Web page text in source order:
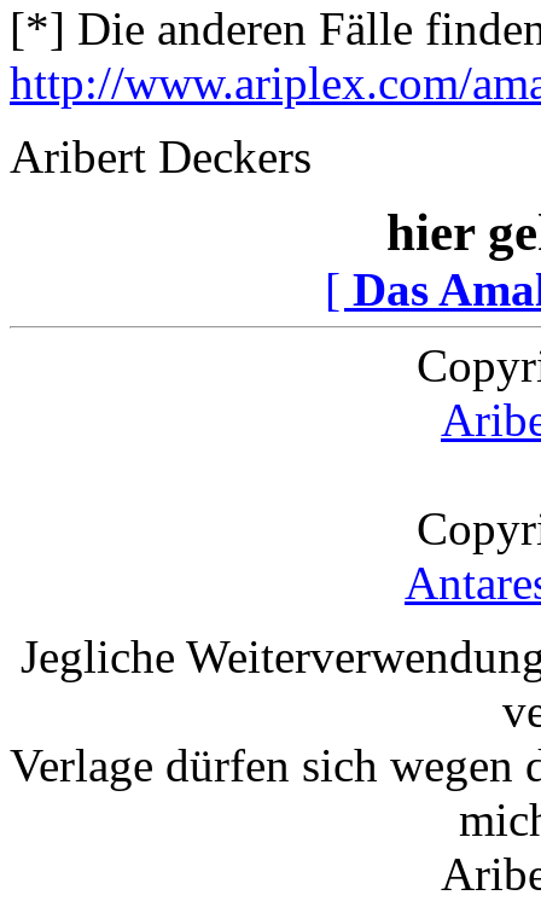
[*] Die anderen Fälle
http://www.ariplex.com/
Aribert Deckers
hier
[ Das
Jegliche
Verlage dürfen sich wegen